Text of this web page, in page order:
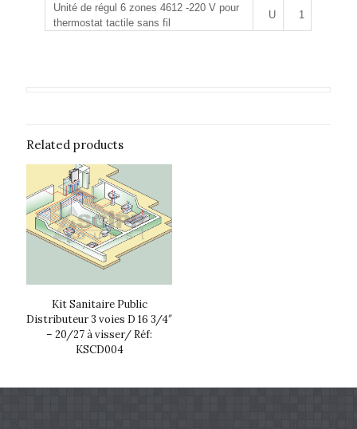
Unité de régul 6 zones 4612 -220 V pour
thermostat tactile sans fil
U 1
Related products
Kit Sanitaire Public
Distributeur 3 voies D 16 3/4″
– 20/27 à visser/ Réf:
KSCD004